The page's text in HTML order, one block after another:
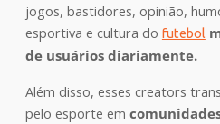
jogos, bastidores, opinião,
esportiva e cultura do futebol
de usuários diariamente.
Além disso, esses creators
pelo esporte em